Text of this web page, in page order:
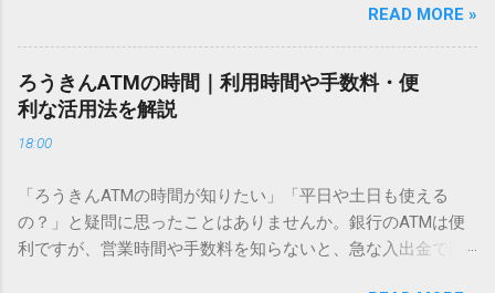
は、JIS規格（日本産業規格）によって「第1水準」「第2水
準」といった形で整理されています。しかし、人名や地名に
使われる非常に古い漢字（旧字）や、特定の組織だけで作ら
れた「外字」は、この一般的な変換リストに含まれていない
ン上のすべての文字には、いわば「住所」のような番号が割
り振られています。変換候補に出ない文字でも、この住所
（コード）を直接指定すれば、確実に呼び出すことができる
のです。 2. Windows標準機能！文字コードで漢字を出す「16
ことに申し訳なさを感じたりすることもあるかもしれませ
ん。 「もっとスムーズに、自分のタイミングで受け取りた
い」 「わざわざ電話をかけずに、スマホ一つで完結させた
い」 そんな願いを叶えてくれるのが、佐川急便の会員制サー
ビス「スマートクラブ」と、LINEや公式アプリの連携です。
これらを活用するだけで、再配達のストレスは驚くほど軽く
受け取り術と、連携による具体的なメリットを徹底解説しま
す。 佐川急便の再配達が劇的に変わる「スマートクラブ」と
は？ まず押さえておきたいのが、佐川急便の個人向け無料会
READ MORE »
ろうきんATMの時間｜利用時間や手数料・便
利な活用法を解説
18:00
「ろうきんATMの時間が知りたい」「平日や土日も使える
の？」と疑問に思ったことはありませんか。銀行のATMは便
利ですが、営業時間や手数料を知らないと、急な入出金で困